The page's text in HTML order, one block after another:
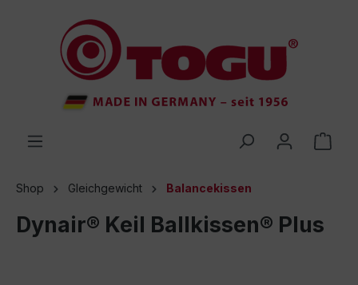
springen
Shop Gleichgewicht Balancekissen
Dynair® Keil Ballkissen® Plus